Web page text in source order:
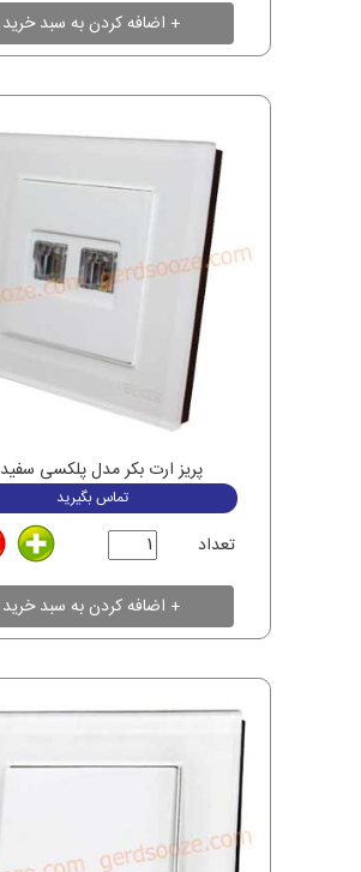
پریز ارت بکر مدل پلکسی سفید
تماس بگیرید
تعداد